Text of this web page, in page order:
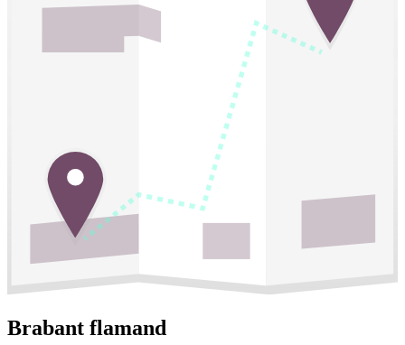
Brabant flamand